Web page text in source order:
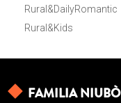
Rural&DailyRomantic
Rural&Kids
FAMILIA NIUBÒ